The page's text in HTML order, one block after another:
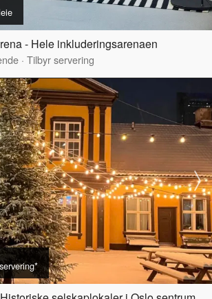
- Hele inkluderingsarenaen
· Tilbyr servering